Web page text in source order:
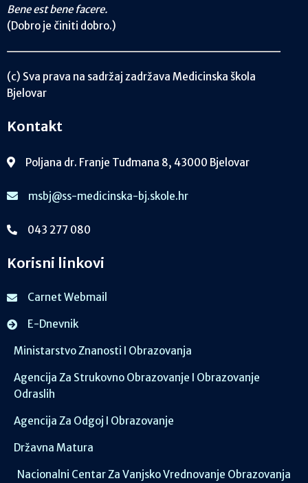
Bene est bene facere.
(Dobro je činiti dobro.)
(c) Sva prava na sadržaj zadržava Medicinska škola
Bjelovar
Kontakt
Poljana dr. Franje Tuđmana 8, 43000 Bjelovar
msbj@ss-medicinska-bj.skole.hr
043 277 080
Korisni linkovi
Carnet Webmail
E-Dnevnik
Ministarstvo Znanosti I Obrazovanja
Agencija Za Strukovno Obrazovanje I Obrazovanje
Odraslih
Agencija Za Odgoj I Obrazovanje
Državna Matura
Nacionalni Centar Za Vanjsko Vrednovanje Obrazovanja